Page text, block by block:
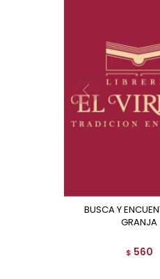
BUSCA Y ENCUENTRA 1001
GRANJA
$ 560